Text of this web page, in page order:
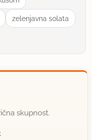
zelenjavna solata
skupnost.